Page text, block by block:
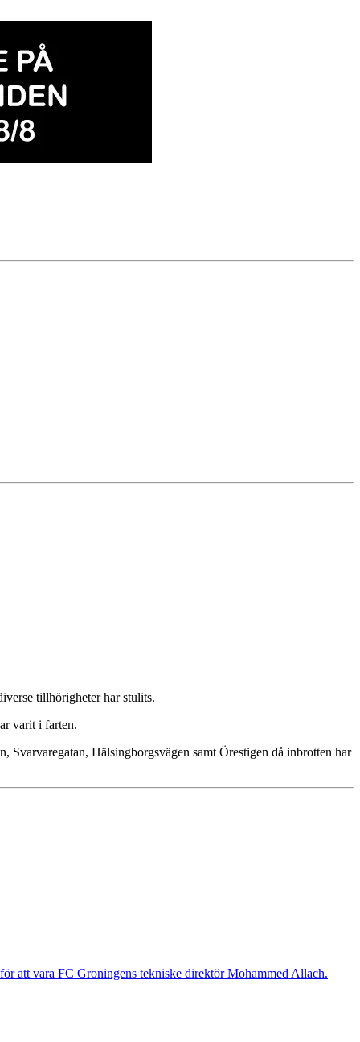
tillhörigheter har stulits.
varit i farten.
Svarvaregatan, Hälsingborgsvägen samt Örestigen då inbrotten har
att vara FC Groningens tekniske direktör Mohammed Allach.